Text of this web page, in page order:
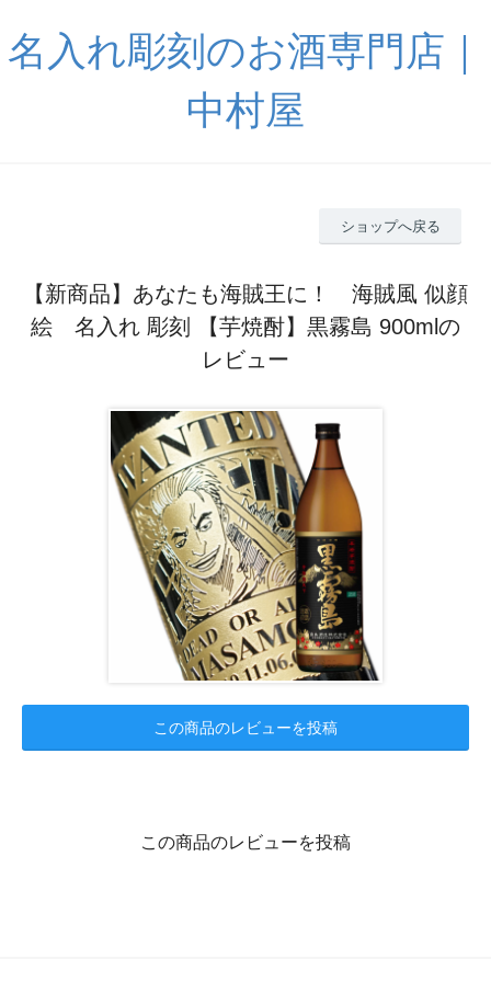
名入れ彫刻のお酒専門店｜
中村屋
ショップへ戻る
【新商品】あなたも海賊王に！ 海賊風 似顔
絵 名入れ 彫刻 【芋焼酎】黒霧島 900mlの
レビュー
この商品のレビューを投稿
この商品のレビューを投稿